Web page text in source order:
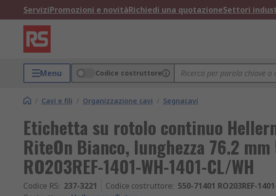
ServiziPromozioni e novitàRichiedi una quotazioneSettori
Menu Codice costruttore
/ Cavi e fili / Organizzazione cavi / Segnacavi
Etichetta su rotolo continuo
RiteOn Bianco, lunghezza 76.2 mm
RO203REF-1401-WH-1401-CL/WH
Codice RS: 237-3221 Codice costruttore: 550-71401 RO203REF-